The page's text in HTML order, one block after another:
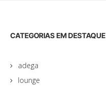
CATEGORIAS EM DESTAQUE
adega
lounge